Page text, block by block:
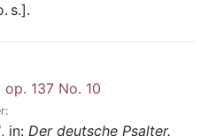
s.].
137 No. 10
, in: Der deutsche Psalter.